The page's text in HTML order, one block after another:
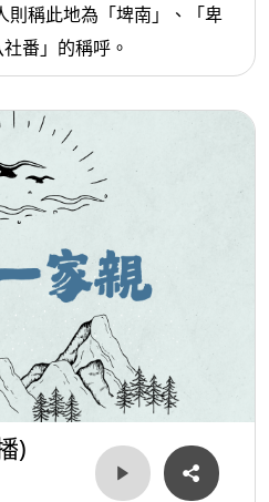
則稱此地為「埤南」、「卑
番」的稱呼。
)